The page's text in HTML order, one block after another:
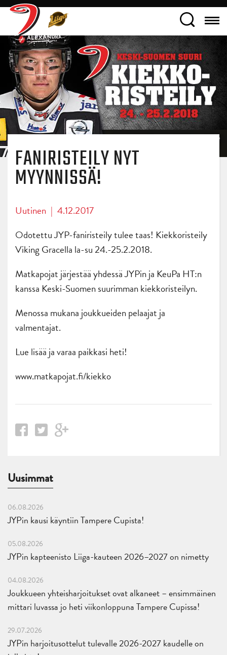
FANIRISTEILY NYT
MYYNNISSÄ!
Uutinen | 4.12.2017
Odotettu JYP-faniristeily tulee taas! Kiekkoristeily
Viking Gracella la-su 24.-25.2.2018.
Matkapojat järjestää yhdessä JYPin ja KeuPa HT:n
kanssa Keski-Suomen suurimman kiekkoristeilyn.
Menossa mukana joukkueiden pelaajat ja
valmentajat.
Lue lisää ja varaa paikkasi heti!
www.matkapojat.fi/kiekko
Uusimmat
06.08.2026
JYPin kausi käyntiin Tampere Cupista!
05.08.2026
JYPin kapteenisto Liiga-kauteen 2026–2027 on nimetty
04.08.2026
Joukkueen yhteisharjoitukset ovat alkaneet – ensimmäinen
mittari luvassa jo heti viikonloppuna Tampere Cupissa!
29.07.2026
JYPin harjoitusottelut tulevalle 2026-2027 kaudelle on